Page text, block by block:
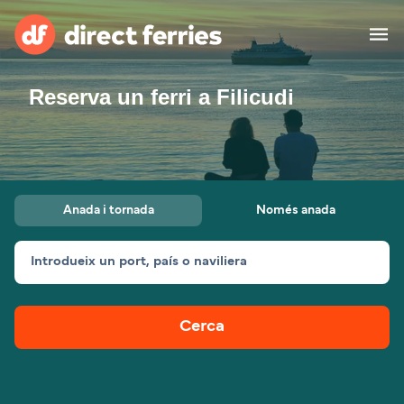
Països
Bitllets de Ferry
Ferris
Reserva un ferri a Filicudi
Anada i tornada Només anada
Introdueix un port, país o naviliera
Cerca